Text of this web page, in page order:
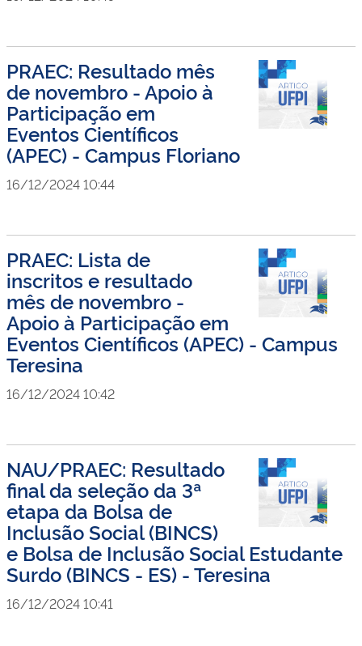
PRAEC: Resultado mês
de novembro - Apoio à
Participação em
Eventos Científicos
(APEC) - Campus Floriano
16/12/2024 10:44
PRAEC: Lista de
inscritos e resultado
mês de novembro -
Apoio à Participação em
Eventos Científicos (APEC) - Campus
Teresina
16/12/2024 10:42
NAU/PRAEC: Resultado
final da seleção da 3ª
etapa da Bolsa de
Inclusão Social (BINCS)
e Bolsa de Inclusão Social Estudante
Surdo (BINCS - ES) - Teresina
16/12/2024 10:41